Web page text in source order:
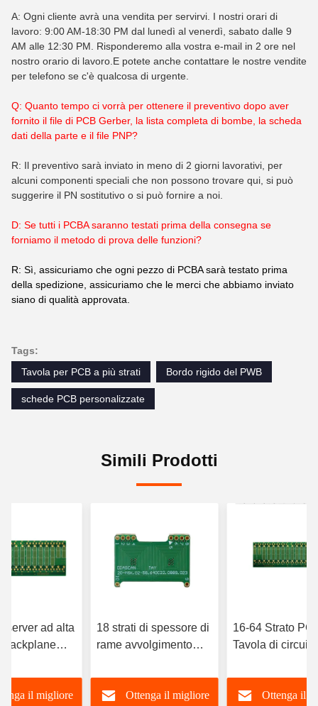
A: Ogni cliente avrà una vendita per servirvi. I nostri orari di
lavoro: 9:00 AM-18:30 PM dal lunedì al venerdì, sabato dalle 9
AM alle 12:30 PM. Risponderemo alla vostra e-mail in 2 ore nel
nostro orario di lavoro.E potete anche contattare le nostre vendite
per telefono se c'è qualcosa di urgente.
Q: Quanto tempo ci vorrà per ottenere il preventivo dopo aver
fornito il file di PCB Gerber, la lista completa di bombe, la scheda
dati della parte e il file PNP?
R: Il preventivo sarà inviato in meno di 2 giorni lavorativi, per
alcuni componenti speciali che non possono trovare qui, si può
suggerire il PN sostitutivo o si può fornire a noi.
D: Se tutti i PCBA saranno testati prima della consegna se
forniamo il metodo di prova delle funzioni?
R: Sì, assicuriamo che ogni pezzo di PCBA sarà testato prima
della spedizione, assicuriamo che le merci che abbiamo inviato
siano di qualità approvata.
Tags:
Tavola per PCB a più strati
Bordo rigido del PWB
schede PCB personalizzate
Simili Prodotti
server ad alta
il migliore
18 strati di spessore di
rame avvolgimento
private label
Ottenga il migliore
16-64 Strato
Tavola di circuiti
Intelligenza
Comunicazioni
Ottenga il